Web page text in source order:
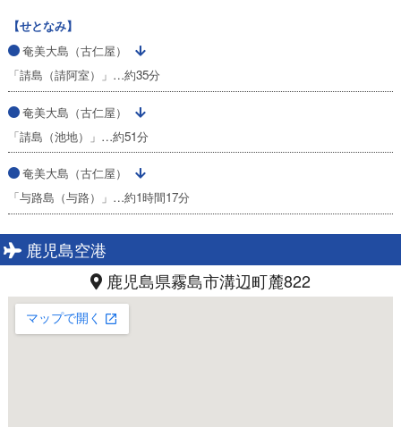
【せとなみ】
奄美大島（古仁屋）
「請島（請阿室）」…約35分
奄美大島（古仁屋）
「請島（池地）」…約51分
奄美大島（古仁屋）
「与路島（与路）」…約1時間17分
鹿児島空港
鹿児島県霧島市溝辺町麓822